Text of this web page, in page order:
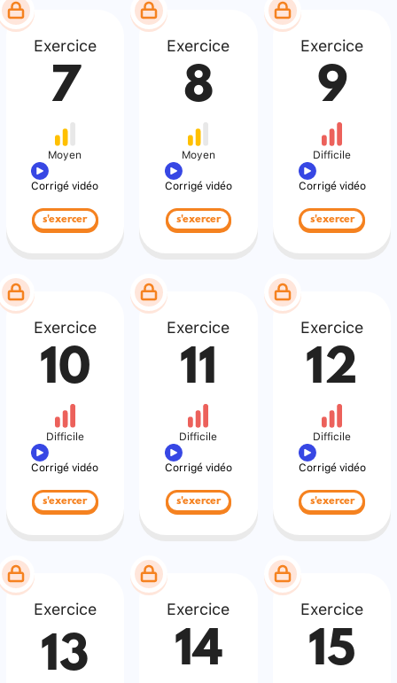
Exercice
7
Moyen
Corrigé vidéo
s'exercer
Exercice
8
Moyen
Corrigé vidéo
s'exercer
Exercice
9
Difficile
Corrigé vidéo
s'exercer
Exercice
10
Difficile
Corrigé vidéo
s'exercer
Exercice
11
Difficile
Corrigé vidéo
s'exercer
Exercice
12
Difficile
Corrigé vidéo
s'exercer
Exercice
13
Exercice
14
Exercice
15